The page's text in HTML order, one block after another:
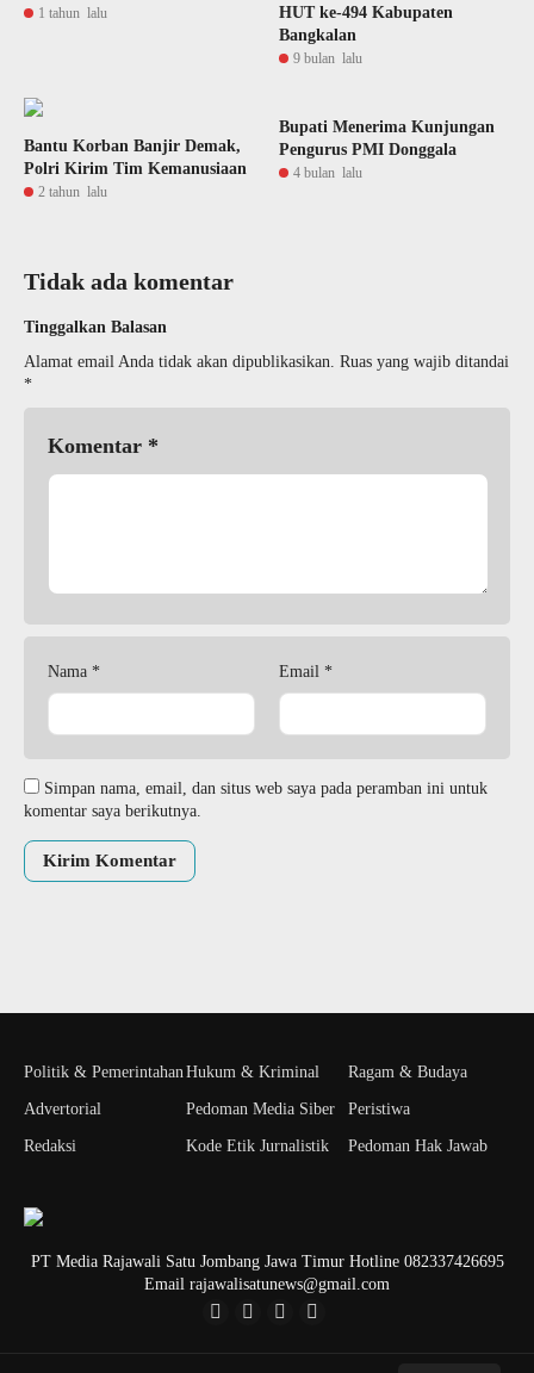
1 tahun lalu
HUT ke-494 Kabupaten
Bangkalan
9 bulan lalu
Bantu Korban Banjir Demak,
Polri Kirim Tim Kemanusiaan
2 tahun lalu
Bupati Menerima Kunjungan
Pengurus PMI Donggala
4 bulan lalu
Tidak ada komentar
Tinggalkan Balasan
Alamat email Anda tidak akan dipublikasikan. Ruas yang wajib ditandai
*
Komentar *
Nama * Email *
Simpan nama, email, dan situs web saya pada peramban ini untuk
komentar saya berikutnya.
Politik & Pemerintahan
Advertorial
Redaksi
Hukum & Kriminal
Pedoman Media Siber
Kode Etik Jurnalistik
Ragam & Budaya
Peristiwa
Pedoman Hak Jawab
PT Media Rajawali Satu Jombang Jawa Timur Hotline 082337426695
Email rajawalisatunews@gmail.com